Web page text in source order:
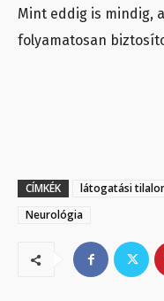
Mint eddig is mindig,
folyamatosan
CÍMKÉK látogatási
Neurológia